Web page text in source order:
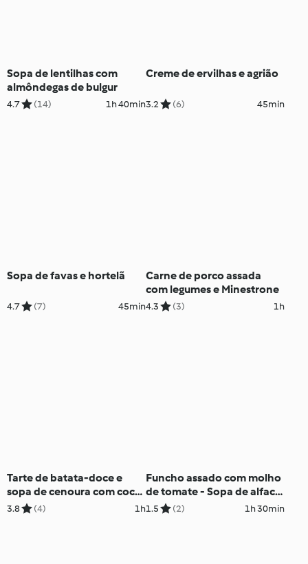
Sopa de lentilhas com
almôndegas de bulgur
4.7 (14) 1h 40min
Creme de ervilhas e agrião
3.2 (6) 45min
Sopa de favas e hortelã
4.7 (7) 45min
Carne de porco assada
com legumes e Minestrone
4.3 (3) 1h
Tarte de batata-doce e
sopa de cenoura com coco
e frango
3.8 (4) 1h
Funcho assado com molho
de tomate - Sopa de alface
com croutons
1.5 (2) 1h 30min